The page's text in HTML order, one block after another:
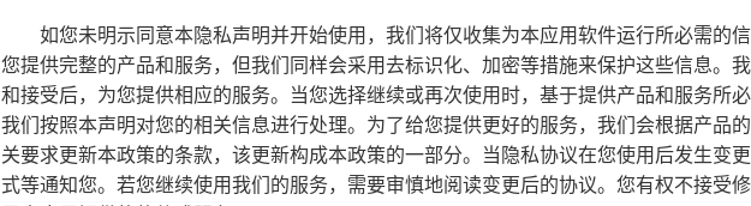
如您未明示同意本隐私声明并开始使用，我们将仅收集为本应用软件运行所必需的
您提供完整的产品和服务，但我们同样会采用去标识化、加密等措施来保护这些信息。
和接受后，为您提供相应的服务。当您选择继续或再次使用时，基于提供产品和服务所
我们按照本声明对您的相关信息进行处理。为了给您提供更好的服务，我们会根据产品
关要求更新本政策的条款，该更新构成本政策的一部分。当隐私协议在您使用后发生变
式等通知您。若您继续使用我们的服务，需要审慎地阅读变更后的协议。您有权不接受